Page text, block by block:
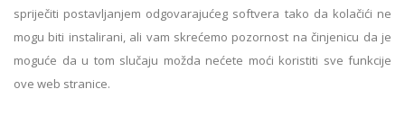
spriječiti postavljanjem odgovarajućeg softvera tako da kolačići ne
mogu biti instalirani, ali vam skrećemo pozornost na činjenicu da je
moguće da u tom slučaju možda nećete moći koristiti sve funkcije
ove web stranice.